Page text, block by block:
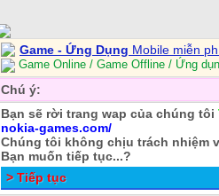
Game - Ứng Dụng Mobile miễn
Game Online / Game Offline / Ứng
Chú ý:
Bạn sẽ rời trang wap của chúng tôi
nokia-games.com/
Chúng tôi không chịu trách nhiệm
Bạn muốn tiếp tục...?
> Tiếp tục